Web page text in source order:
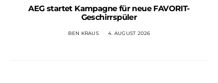
AEG startet Kampagne für neue FAVORIT-
Geschirrspüler
BEN KRAUS 4. AUGUST 2026